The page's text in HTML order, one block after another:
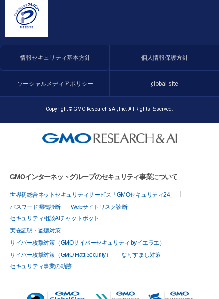
情報セキュリティ基本方針 個人情報保護方針
ソーシャルメディアポリシー global site
Copyright © GMO Research & AI, Inc. All Rights Reserved.
GMOインターネットグループのセキュリティ事業について
世界初総合ネットセキュリティサービス「GMOセキュリティ24」
パスワード漏洩診断
Webサイトリスク診断
セキュリティ相談AIチャットボット
実在証明・盗聴対策
サイバー攻撃対策（GMOサイバーセキュリティ byイエラエ）
サイバー攻撃対策（GMO Flatt Security）
なりすまし対策
セキュリティ事業の軌跡